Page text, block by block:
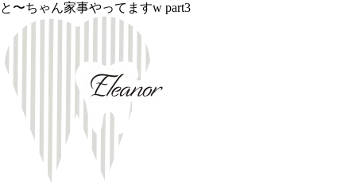
と〜ちゃん家事やってますw part3